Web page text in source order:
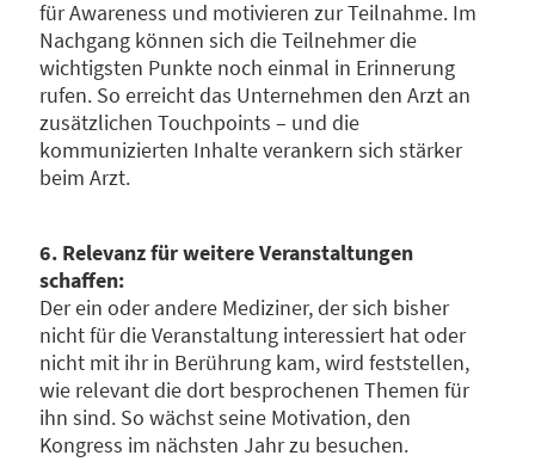
für Awareness und motivieren zur Teilnahme. Im
Nachgang können sich die Teilnehmer die
wichtigsten Punkte noch einmal in Erinnerung
rufen. So erreicht das Unternehmen den Arzt an
zusätzlichen Touchpoints – und die
kommunizierten Inhalte verankern sich stärker
beim Arzt.
6. Relevanz für weitere Veranstaltungen
schaffen:
Der ein oder andere Mediziner, der sich bisher
nicht für die Veranstaltung interessiert hat oder
nicht mit ihr in Berührung kam, wird feststellen,
wie relevant die dort besprochenen Themen für
ihn sind. So wächst seine Motivation, den
Kongress im nächsten Jahr zu besuchen.